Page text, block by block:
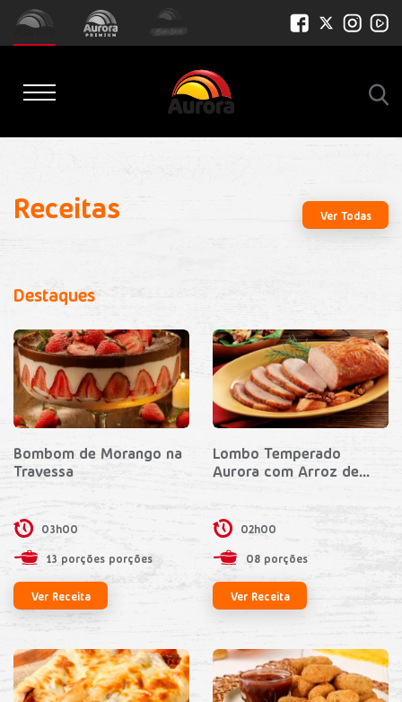
Receitas Ver Todas
Destaques
Bombom de Morango na
Travessa
03h00
13 porções porções
Ver Receita
Lombo Temperado
Aurora com Arroz de...
02h00
08 porções
Ver Receita